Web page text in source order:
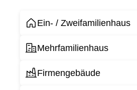
Ein- / Zweifamilienhaus
Mehrfamilienhaus
Firmengebäude